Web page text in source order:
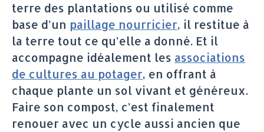
terre des plantations ou utilisé comme
base d’un paillage nourricier, il restitue à
la terre tout ce qu’elle a donné. Et il
accompagne idéalement les associations
de cultures au potager, en offrant à
chaque plante un sol vivant et généreux.
Faire son compost, c’est finalement
renouer avec un cycle aussi ancien que